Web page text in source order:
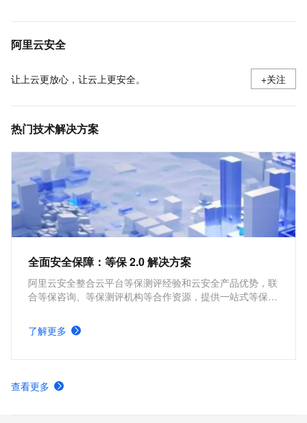
堡垒机支持的运维方式,如何使用堡垒机运维服务器
阿里云安全
让上云更放心，让云上更安全。 +关注
热门技术解决方案
全面安全保障：等保 2.0 解决方案
阿里云安全整合云平台等保测评经验和云安全产品优势，联
合等保咨询、等保测评机构等合作资源，提供一站式等保测
快速通过等保测评。
了解更多
查看更多